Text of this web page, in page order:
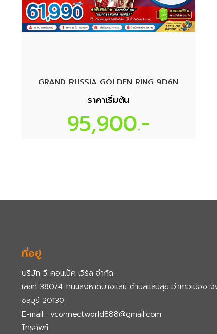
GRAND RUSSIA GOLDEN RING 9D6N
ราคาเริ่มต้น
95,900.-
ที่อยู่
บริษัท วี คอนเน็ค เวิร์ล จำกัด
เลขที่ 380/4 ถนนลงหาดบางแสน ตำบลแสนสุข อำเภอเมือง
ชลบุรี 20130
E-mail : vconnectworld888@gmail.com
โทรศัพท์